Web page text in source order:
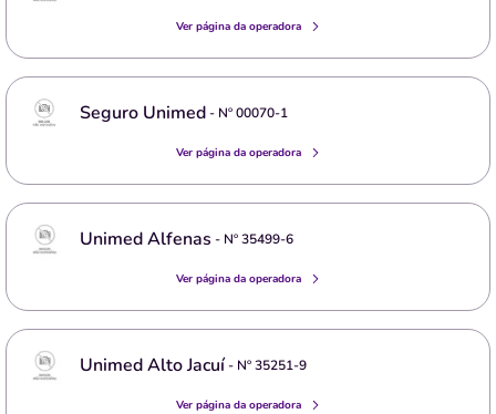
Ver página da operadora
Seguro Unimed- Nº00070-1
Ver página da operadora
Unimed Alfenas - Nº35499-6
Ver página da operadora
Unimed Alto Jacuí- Nº35251-9
Ver página da operadora